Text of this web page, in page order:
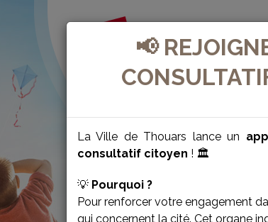
📢
La Ville de Thouars lance un
consultatif citoyen ! 🏛️
💡 Pourquoi ?
Pour renforcer votre engagement
qui concernent la cité. Cet organe